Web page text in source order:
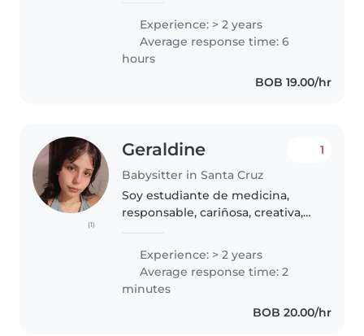
cuidando a bebés, niños
pequeños y preescolares.
Aunque no tengo certificación
de primeros auxilios,..
Experience: > 2 years
Average response time: 6
hours
BOB 19.00/hr
(1)
Geraldine
Babysitter in Santa Cruz
1
Soy estudiante de medicina,
responsable, cariñosa, creativa,
niños, soy muy paciente y
comprensible y ya e cuidado a
bebes,..
Experience: > 2 years
Average response time: 2
minutes
BOB 20.00/hr